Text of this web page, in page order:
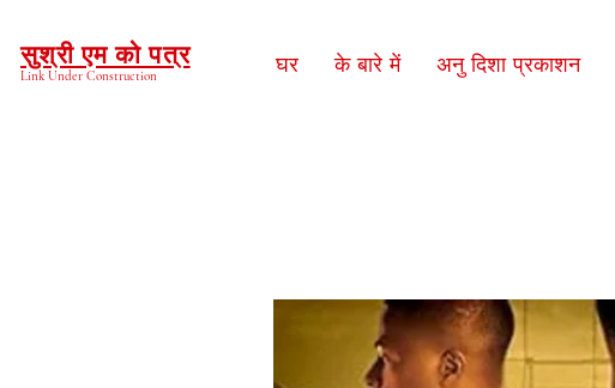
सुश्री एम को पत्र
Link Under Construction घर के बारे में अनु दिशा प्रकाशन